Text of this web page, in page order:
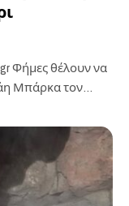
​Φήμες θέλουν να
Μπάρκα τον